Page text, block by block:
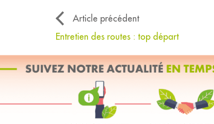
Article précédent
Entretien des routes : top départ